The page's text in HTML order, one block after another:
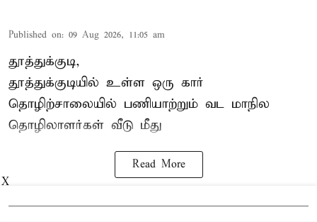
Published on: 09 Aug 2026, 11:05 am
தூத்துக்குடி,
தூத்துக்குடியில் உள்ள ஒரு கார்
தொழிற்சாலையில் பணியாற்றும் வட மாநில
தொழிலாளர்கள் வீடு மீது
Read More
X